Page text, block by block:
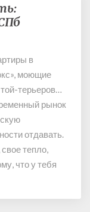
в
моющие
терьеров…
рынок
отдавать.
тепло,
что у тебя